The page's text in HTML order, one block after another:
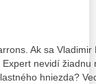
Ak sa
nevidí
hniezda?